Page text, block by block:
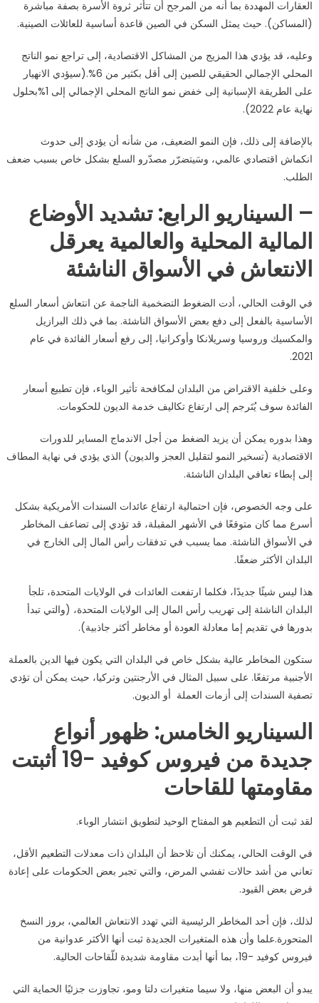
العقارات المهددة بما أنه من المرجح أن تتأثر ثروة الأسرة بصفة مباشرة
(المساكن). حيث يمثل السكن في الصين قاعدة أساسية للعائلات الصينية.
وعليه، قد يؤدي هذا المزيج من المشاكل الاقتصادية، إلى تراجع نمو الناتج
المحلي الإجمالي الحقيقي للصين إلى أقل بكثير من 6%.(سيؤدي الانهيار
على الطريقة الإسبانية إلى خفض نمو الناتج المحلي الإجمالي إلى 1%بحلول
نهاية عام 2022).
بالإضافة إلى ذلك، فإن النمو الضعيف، من شأنه أن يؤدي إلى حدوث
انكماش اقتصادي عالمي، وسَيتضرّر مصدّرو السلع بشكل خاص بسبب ضعف
الطلب.
– السيناريو الرابع: تشديد الأوضاع
المالية المحلية والعالمية يعرقل
الانتعاش في الأسواق الناشئة
في الوقت الحالي، أدت الضغوط التضخمية الناجمة عن انتعاش أسعار السلع
الأساسية بالفعل إلى دفع بعض الأسواق الناشئة. بما في ذلك البرازيل
والمكسيك وروسيا وسريلانكا وأوكرانيا، إلى رفع أسعار الفائدة في عام
2021.
وعلى خلفية الاقتراض من البلدان لمكافحة تأثير الوباء، فإن تطبيع أسعار
الفائدة سوف يُتَرجم إلى ارتفاع تكاليف خدمة الديون للحكومات.
وهذا بدوره يمكن أن يزيد الضغط من أجل الاندماج المساير للدورات
الاقتصادية (تسخير النمو لتقليل العجز والديون) الذي يؤدي في نهاية المطاف
إلى إبطاء تعافي البلدان الناشئة.
على وجه الخصوص، فإن احتمالية ارتفاع عائدات السندات الأمريكية بشكل
أسرع مما كان متوقعًا في الأشهر المقبلة، قد تؤدي إلى تضاعف المخاطر
في الأسواق الناشئة. مما يسبب في تدفقات رأس المال إلى الخارج في
البلدان الأكثر ضعفًا.
هذا ليس شيئًا جديدًا، فكلما ارتفعت العائدات في الولايات المتحدة، تلجأ
البلدان الناشئة إلى تهريب رأس المال إلى الولايات المتحدة، (والتي تبدأ
بدورها في تقديم إما معادلة العودة أو مخاطر أكثر جاذبية).
ستكون المخاطر عالية بشكل خاص في البلدان التي يكون فيها الدين بالعملة
الأجنبية مرتفعًا. على سبيل المثال في الأرجنتين وتركيا، حيث يمكن أن تؤدي
تصفية السندات إلى أزمات العملة أو الديون.
السيناريو الخامس: ظهور أنواع
جديدة من فيروس كوفيد -19 أثبتت
مقاومتها للقاحات
لقد ثبت أن التطعيم هو المفتاح الوحيد لتطويق انتشار الوباء.
في الوقت الحالي، يمكنك أن تلاحظ أن البلدان ذات معدلات التطعيم الأقل،
تعاني من أشد حالات تفشي المرض، والتي تجبر بعض الحكومات على إعادة
فرض بعض القيود.
لذلك، فإن أحد المخاطر الرئيسية التي تهدد الانتعاش العالمي، بروز النسخ
المتحورة.علما وأن هذه المتغيرات الجديدة ثبت أنها الأكثر عدوانية من
فيروس كوفيد -19، بما أنها أبدت مقاومة شديدة للّقاحات الحالية.
يبدو أن البعض منها، ولا سيما متغيرات دلتا ومو، تجاوزت جزئيًا الحماية التي